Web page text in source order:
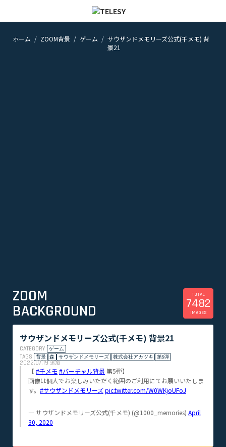
ホーム
ホーム ZOOM背景 ゲーム
サウザンドメモリーズ公式(千メモ) 背
景21
ZOOM
BACKGROUND
TOTAL
7482
IMAGES
サウザンドメモリーズ公式(千メモ) 背景21
CATEGORY: ゲーム
TAGS: 背景 森 サウザンドメモリーズ 株式会社アカツキ 第5弾
2022.07.19追加
【#千メモ #バーチャル背景 第5弾】
画像は個人でお楽しみいただく範囲のご利用にてお願いいたしま
す。 #サウザンドメモリーズpic.twitter.com/W0WKjoUFoJ
— サウザンドメモリーズ公式(千メモ) (@1000_memories) April
30, 2020